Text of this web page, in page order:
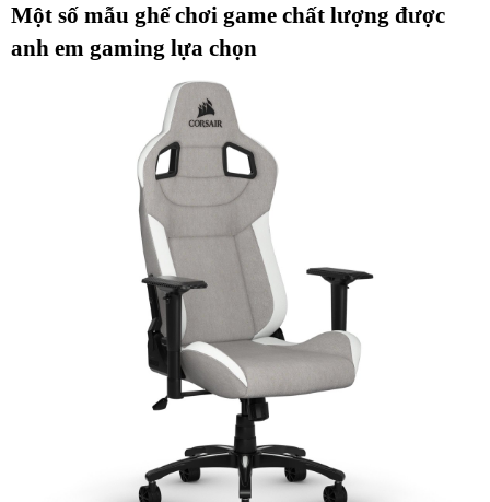
Một số mẫu ghế chơi game chất lượng được
anh em gaming lựa chọn